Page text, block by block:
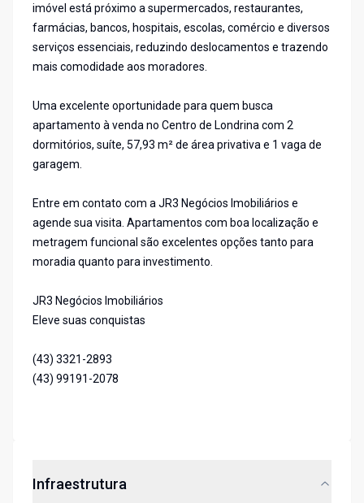
imóvel está próximo a supermercados, restaurantes,
farmácias, bancos, hospitais, escolas, comércio e diversos
serviços essenciais, reduzindo deslocamentos e trazendo
mais comodidade aos moradores.
Uma excelente oportunidade para quem busca
apartamento à venda no Centro de Londrina com 2
dormitórios, suíte, 57,93 m² de área privativa e 1 vaga de
garagem.
Entre em contato com a JR3 Negócios Imobiliários e
agende sua visita. Apartamentos com boa localização e
metragem funcional são excelentes opções tanto para
moradia quanto para investimento.
JR3 Negócios Imobiliários
Eleve suas conquistas
(43) 3321-2893
(43) 99191-2078
Infraestrutura